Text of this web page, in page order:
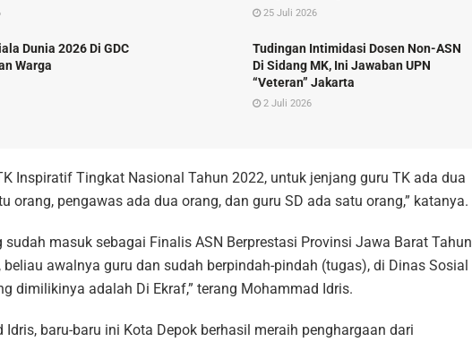
25 Juli 2026
Dunia 2026 Di GDC
Warga
Tudingan Intimidasi Dosen Non-ASN
Di Sidang MK, Ini Jawaban UPN
“Veteran” Jakarta
2 Juli 2026
Inspiratif Tingkat Nasional Tahun 2022, untuk jenjang guru TK ada dua
orang, pengawas ada dua orang, dan guru SD ada satu orang,” katanya.
masuk sebagai Finalis ASN Berprestasi Provinsi Jawa Barat Tahun
awalnya guru dan sudah berpindah-pindah (tugas), di Dinas Sosial
dimilikinya adalah Di Ekraf,” terang Mohammad Idris.
baru-baru ini Kota Depok berhasil meraih penghargaan dari